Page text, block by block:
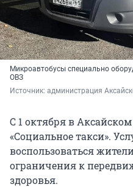
Микроавтобусы специально
ОВЗ
Источник: администрация
С 1 октября в
«Социальное такси».
воспользоваться
ограничения к
здоровья.